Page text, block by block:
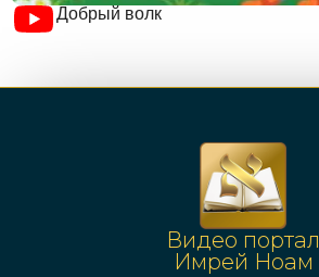
Добрый волк
Видео портал
Имрей Ноам